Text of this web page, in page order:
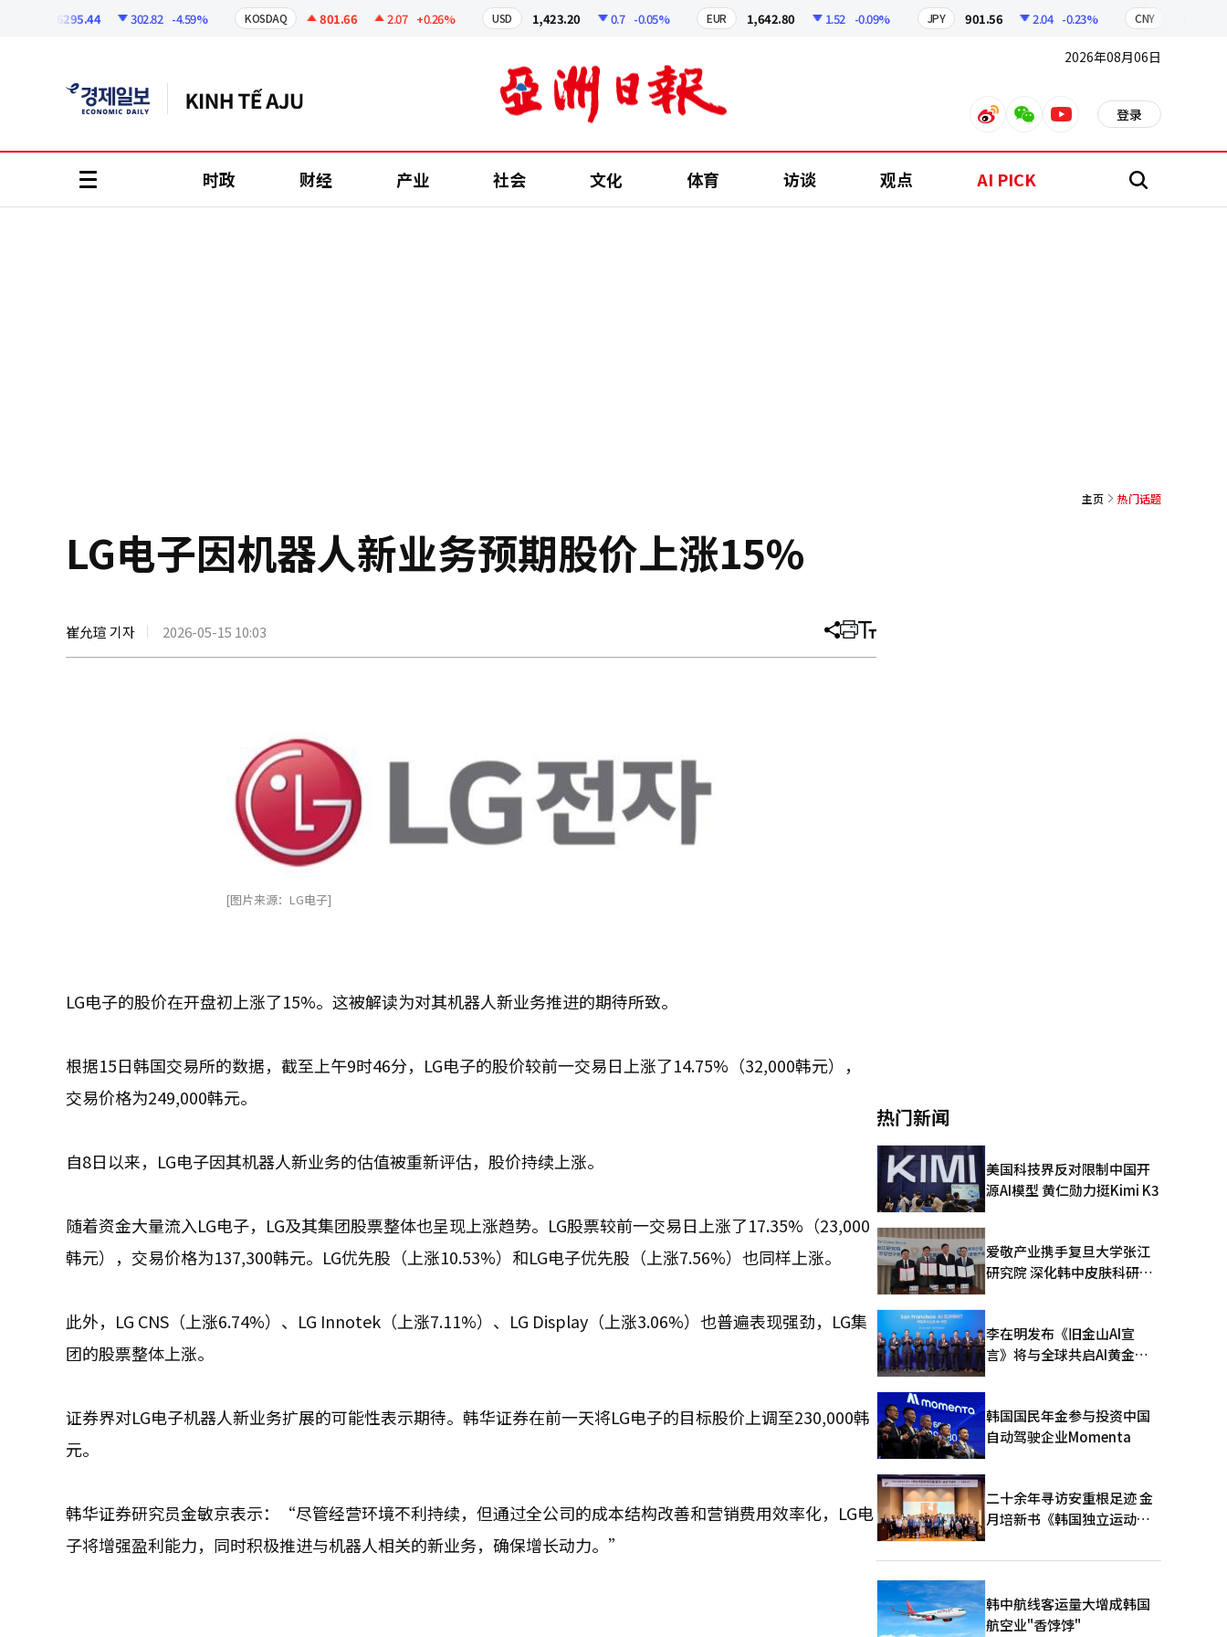
6295.44 302.82 -4.59% KOSDAQ 801.66 2.07 +0.26% USD 1,423.20 0.7 -0.05% EUR 1,642.80 1.52 -0.09% JPY 901.56 2.04 -0.23% CNY
2026年08月06日
weiboweixinyoutube 登录
时政 财经 产业 社会 文化 体育 访谈 观点 AI PICK 搜
主页 热门话题
LG电子因机器人新业务预期股价上涨15%
崔允瑄 기자 2026-05-15 10:03 分
文
打 调
大
[图片来源：LG电子]
LG电子的股价在开盘初上涨了15%。这被解读为对其机器人新业务推进的期待所致。
根据15日韩国交易所的数据，截至上午9时46分，LG电子的股价较前一交易日上涨了14.75%（32,000韩元），
交易价格为249,000韩元。
自8日以来，LG电子因其机器人新业务的估值被重新评估，股价持续上涨。
随着资金大量流入LG电子，LG及其集团股票整体也呈现上涨趋势。LG股票较前一交易日上涨了17.35%（23,000
韩元），交易价格为137,300韩元。LG优先股（上涨10.53%）和LG电子优先股（上涨7.56%）也同样上涨。
此外，LG CNS（上涨6.74%）、LG Innotek（上涨7.11%）、LG Display（上涨3.06%）也普遍表现强劲，LG集
团的股票整体上涨。
证券界对LG电子机器人新业务扩展的可能性表示期待。韩华证券在前一天将LG电子的目标股价上调至230,000韩
元。
韩华证券研究员金敏京表示：“尽管经营环境不利持续，但通过全公司的成本结构改善和营销费用效率化，LG电
子将增强盈利能力，同时积极推进与机器人相关的新业务，确保增长动力。”
热门新闻
美国科技界反对限制中国开
源AI模型 黄仁勋力挺Kimi K3
爱敬产业携手复旦大学张江
研究院 深化韩中皮肤科研合
李在明发布《旧金山AI宣
言》将与全球共启AI黄金时
韩国国民年金参与投资中国
自动驾驶企业Momenta
二十余年寻访安重根足迹 金
月培新书《韩国独立运动圣
版
韩中航线客运量大增成韩国
航空业"香饽饽"